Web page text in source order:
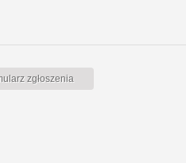
zgłoszenia